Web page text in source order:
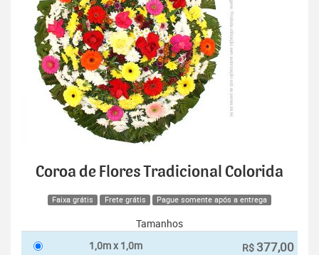
Coroa de Flores Tradicional Colorida
Faixa grátis Frete grátis Pague somente após a entrega
Tamanhos
1,0m x 1,0m
R$ 377,00